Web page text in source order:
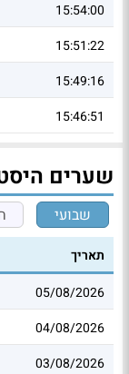
15:54:00
15:51:22
15:49:16
15:46:51
שערים
שבועי
תאריך
05/08/2026
04/08/2026
03/08/2026